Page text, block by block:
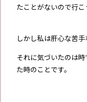
たことがないので行こ
しかし私は肝心な苦手
それに気づいたのは
た時のことです。